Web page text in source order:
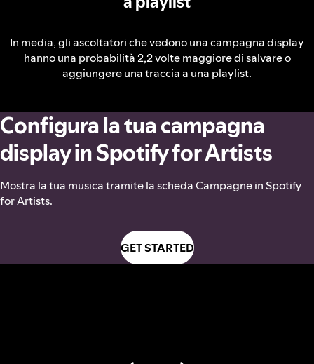
In media, gli ascoltatori che vedono una campagna display
hanno una probabilità 2,2 volte maggiore di salvare o
aggiungere una traccia a una playlist.
Configura la tua campagna
display in Spotify for Artists
Mostra la tua musica tramite la scheda Campagne in Spotify
for Artists.
GET STARTED